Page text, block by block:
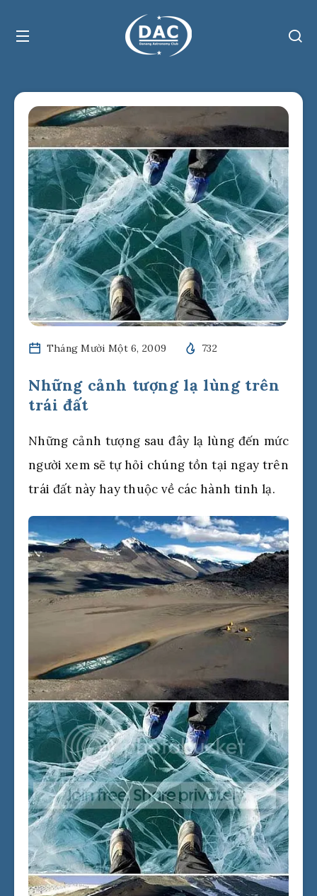
Tháng Mười Một 6, 2009 732
Những cảnh tượng lạ lùng trên
trái đất
Những cảnh tượng sau đây lạ lùng đến mức
người xem sẽ tự hỏi chúng tồn tại ngay trên
trái đất này hay thuộc về các hành tinh lạ.